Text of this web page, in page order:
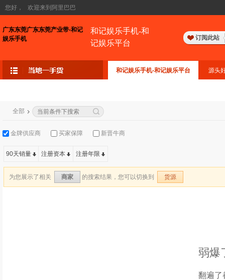
您好， 欢迎来到阿里巴巴
广东东莞广东东莞产业带-和记
娱乐手机
和记娱乐手机-和
记娱乐平台
订阅此站
和记娱乐手机-和记娱乐平台 源头
全部
金牌供应商 买家保障 新晋牛商
90天销量 注册资本 注册年限
为您展示了相关 商家 的搜索结果，您可以切换到 货源
弱爆
翻遍了